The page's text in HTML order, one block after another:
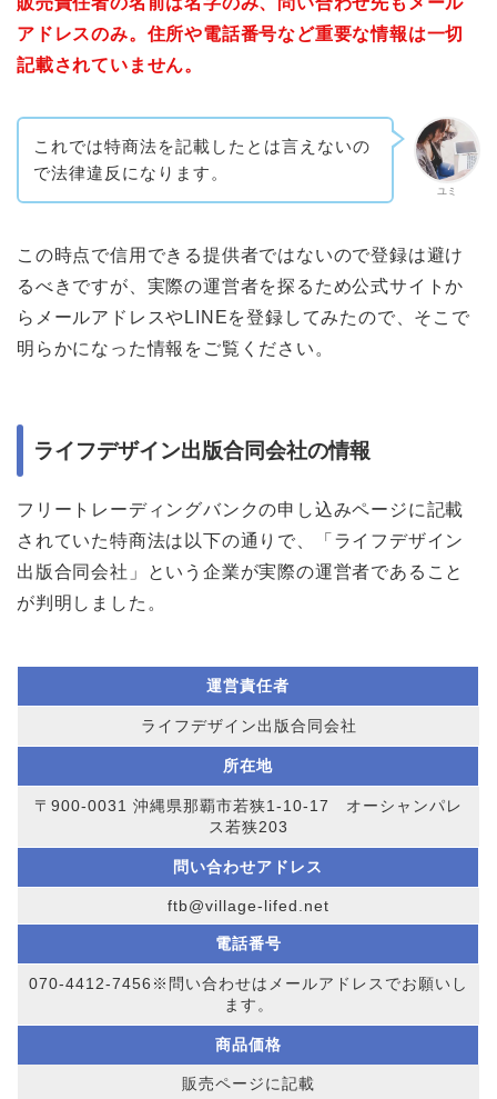
アドレスのみ。住所や電話番号など重要な情報は一切
記載されていません。
ユミ
これでは特商法を記載したとは言えないの
で法律違反になります。
この時点で信用できる提供者ではないので登録は避け
るべきですが、実際の運営者を探るため公式サイトか
らメールアドレスやLINEを登録してみたので、そこで
明らかになった情報をご覧ください。
ライフデザイン出版合同会社の情報
フリートレーディングバンクの申し込みページに記載
されていた特商法は以下の通りで、「ライフデザイン
出版合同会社」という企業が実際の運営者であること
が判明しました。
運営責任者
ライフデザイン出版合同会社
所在地
〒900-0031 沖縄県那覇市若狭1-10-17 オーシャンパレ
ス若狭203
問い合わせアドレス
ftb@village-lifed.net
電話番号
070-4412-7456※問い合わせはメールアドレスでお願いし
ます。
商品価格
販売ページに記載